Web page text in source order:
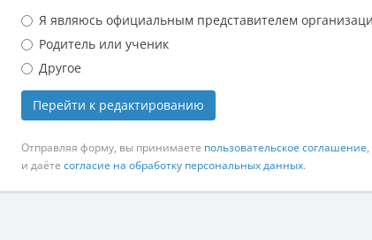
Я являюсь официальным представителем
Родитель или ученик
Другое
Перейти к редактированию
Отправляя форму, вы принимаете пользовательское соглашение,
и даёте согласие на обработку персональных данных.